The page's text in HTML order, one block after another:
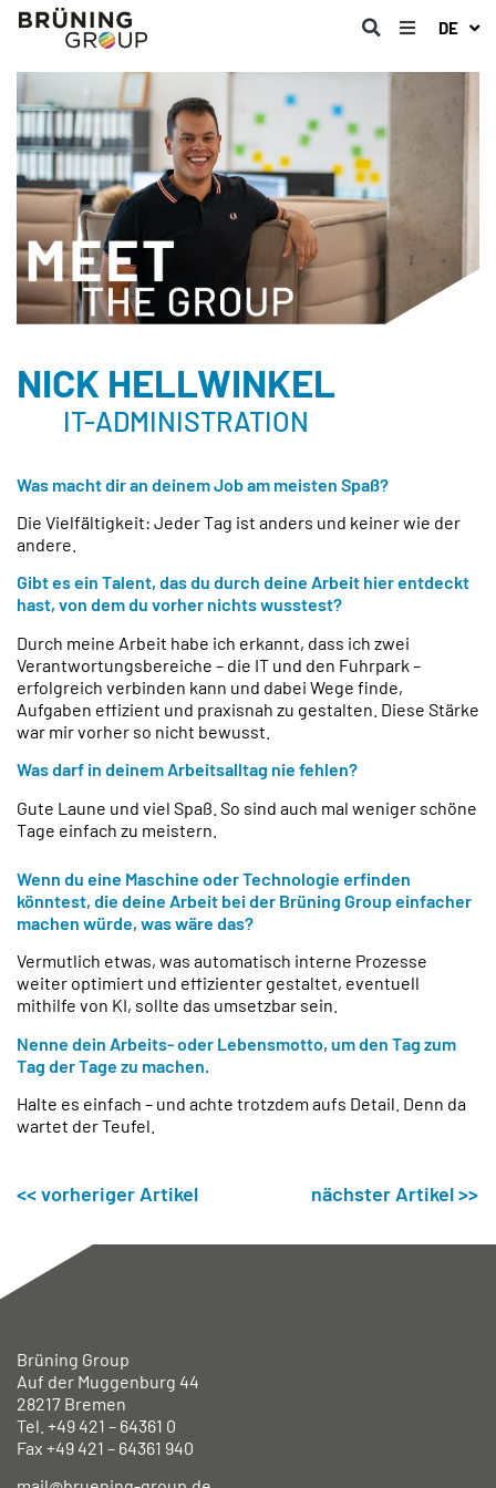
DE
NICK HELLWINKEL
IT-ADMINISTRATION
Was macht dir an deinem Job am meisten Spaß?
Die Vielfältigkeit: Jeder Tag ist anders und keiner wie der
andere.
Gibt es ein Talent, das du durch deine Arbeit hier entdeckt
hast, von dem du vorher nichts wusstest?
Durch meine Arbeit habe ich erkannt, dass ich zwei
Verantwortungsbereiche – die IT und den Fuhrpark –
erfolgreich verbinden kann und dabei Wege finde,
Aufgaben effizient und praxisnah zu gestalten. Diese Stärke
war mir vorher so nicht bewusst.
Was darf in deinem Arbeitsalltag nie fehlen?
Gute Laune und viel Spaß. So sind auch mal weniger schöne
Tage einfach zu meistern.
Wenn du eine Maschine oder Technologie erfinden
könntest, die deine Arbeit bei der Brüning Group einfacher
machen würde, was wäre das?
Vermutlich etwas, was automatisch interne Prozesse
weiter optimiert und effizienter gestaltet, eventuell
mithilfe von KI, sollte das umsetzbar sein.
Nenne dein Arbeits- oder Lebensmotto, um den Tag zum
Tag der Tage zu machen.
Halte es einfach – und achte trotzdem aufs Detail. Denn da
wartet der Teufel.
<< vorheriger Artikel nächster Artikel >>
Brüning Group
Auf der Muggenburg 44
28217 Bremen
Tel. +49421 – 64361 0
Fax +49421 – 64361 940